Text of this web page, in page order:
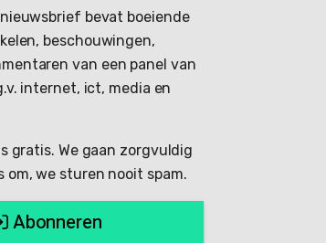
bevat boeiende
beschouwingen,
van een panel van
internet, ict, media en
gratis. We gaan zorgvuldig
om, we sturen nooit spam.
Abonneren